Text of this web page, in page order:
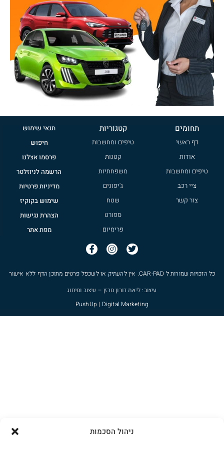
ניהול הסכמות
תחומים
דף ראשי
אודות
טיפים ומחשבות
ציי רכב
צור קשר
קטגוריות
טיפים ומחשבות
קטנות
משפחתיות
ג'יפונים
שטח
ספורט
פרימיום
תנאי שימוש
חיפוש
פרסמו אצלנו
הרשמה לניוזלטר
מדיניות פרטיות
שימוש בקוקיז
הצהרת נגישות
מפת אתר
כל הזכויות שמורות ל CAR-PAD. אין להעתיק או לשכפל פרטים מתוכן הדף ללא אישור
עיצוב: ליאת דורון מרזן – עיצוב ומיתוג
PushUp | Digital Marketing